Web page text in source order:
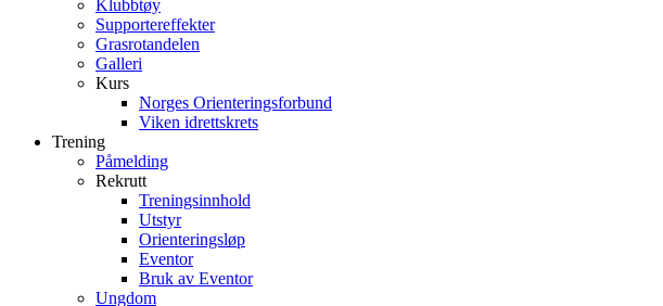
Klubbtøy
Supportereffekter
Grasrotandelen
Galleri
Kurs
Norges Orienteringsforbund
Viken idrettskrets
Trening
Påmelding
Rekrutt
Treningsinnhold
Utstyr
Orienteringsløp
Eventor
Bruk av Eventor
Ungdom